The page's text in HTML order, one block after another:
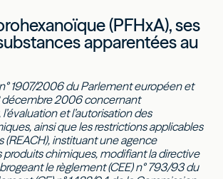
(PFHxA), ses
apparentées au
1907/2006 du Parlement européen et
décembre 2006 concernant
et l’autorisation des
ainsi que les restrictions applicables
(REACH), instituant une agence
chimiques, modifiant la directive
le règlement (CEE) n° 793/93 du